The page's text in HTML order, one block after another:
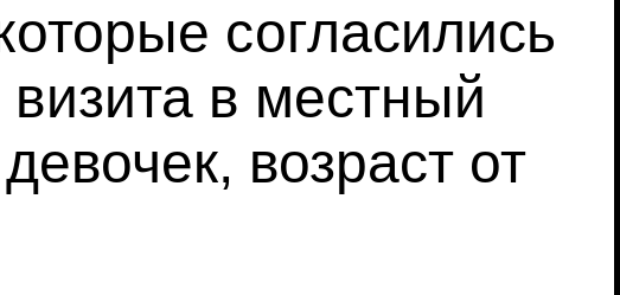
согласились
в местный
возраст от